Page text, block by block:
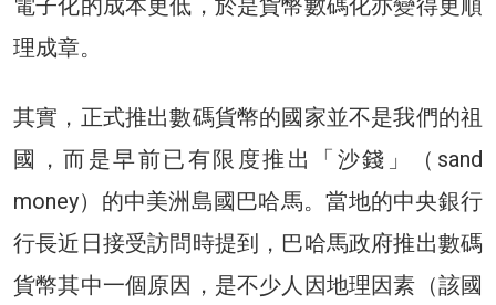
理成章。
其實，正式推出數碼貨幣的國家並不是我們的祖
國，而是早前已有限度推出「沙錢」（sand
money）的中美洲島國巴哈馬。當地的中央銀行
行長近日接受訪問時提到，巴哈馬政府推出數碼
貨幣其中一個原因，是不少人因地理因素（該國